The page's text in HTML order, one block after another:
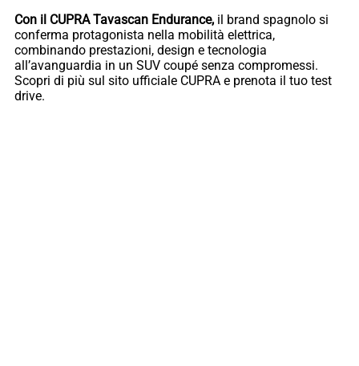
Con il CUPRA Tavascan Endurance, il brand spagnolo si
conferma protagonista nella mobilità elettrica,
combinando prestazioni, design e tecnologia
all’avanguardia in un SUV coupé senza compromessi.
Scopri di più sul sito ufficiale CUPRA e prenota il tuo test
drive.